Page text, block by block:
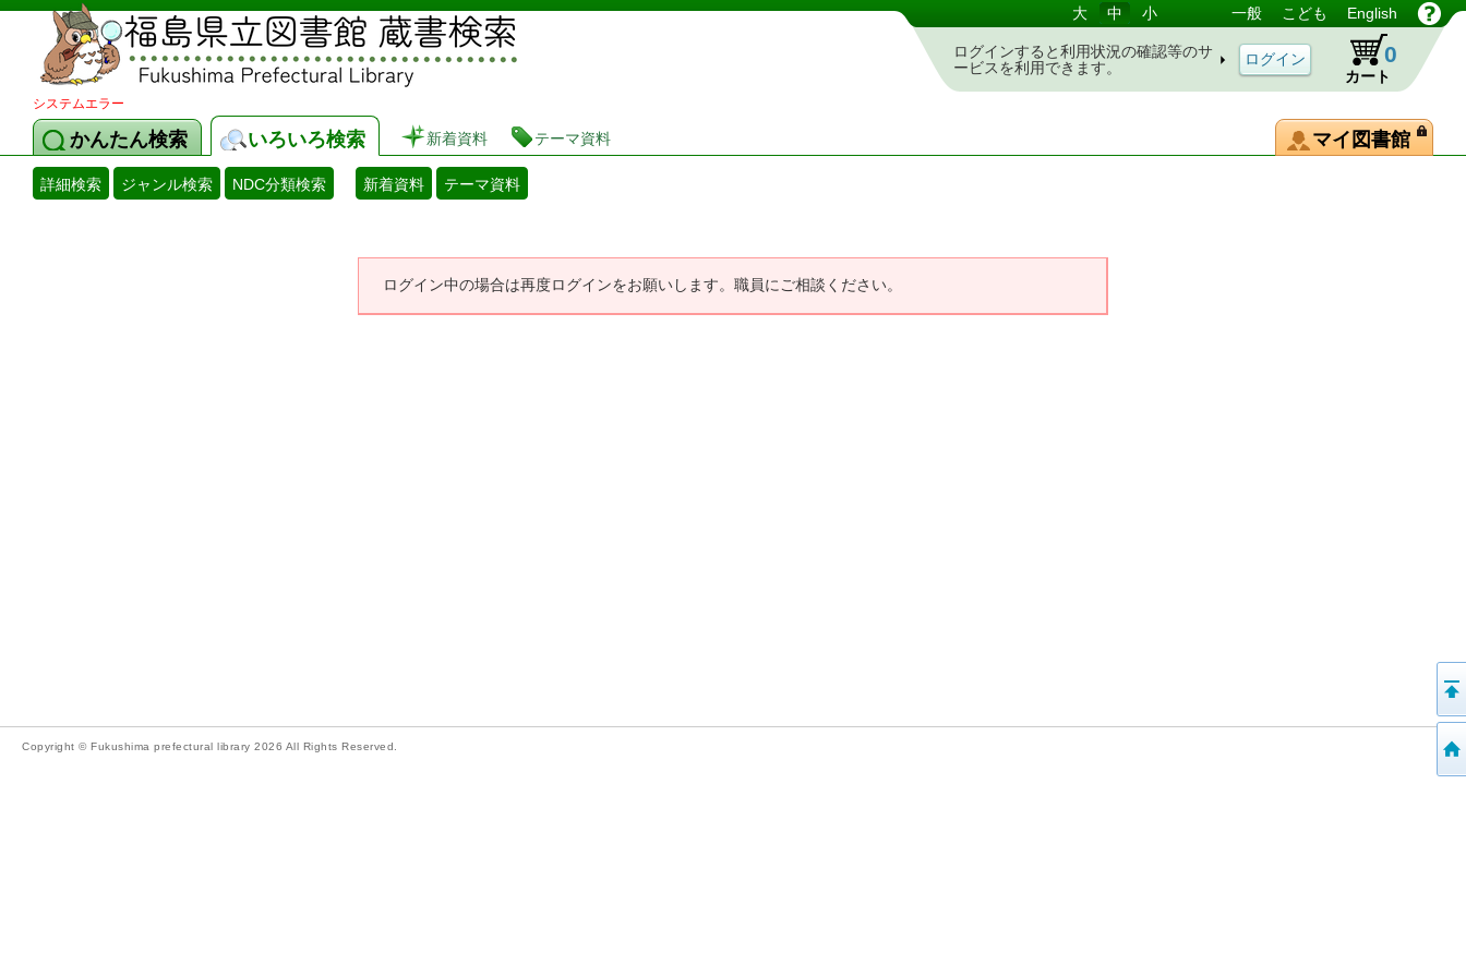
図書館 蔵書検索・予約システム 大 中 小 一般 こども English
ログインすると利用状況の確認等のサ
ービスを利用できます。
カート
0
システムエラー
かんたん検索 いろいろ検索 新着資料 テーマ資料 マイ図書館
詳細検索 ジャンル検索 NDC分類検索 新着資料 テーマ資料
ログイン中の場合は再度ログインをお願いします。職員にご相談ください。
Copyright © Fukushima prefectural library 2026 All Rights Reserved.